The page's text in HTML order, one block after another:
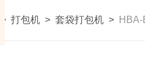
> 打包机 > 套袋打包机 >